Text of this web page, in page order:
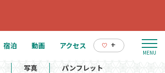
宿泊 動画 アクセス +
写真 パンフレット